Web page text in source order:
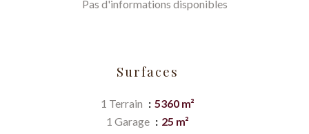
Pas d'informations disponibles
Surfaces
1 Terrain
5360 m²
1 Garage
25 m²